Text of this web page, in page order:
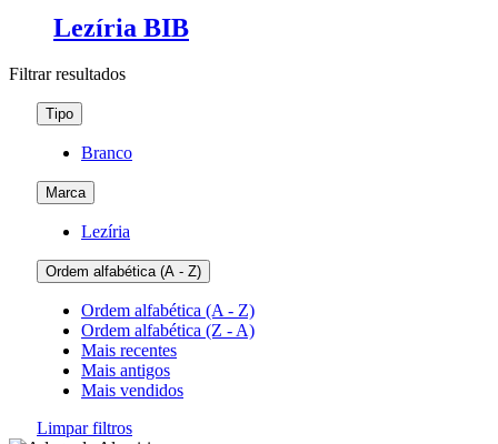
Lezíria BIB
Filtrarresultados
Tipo
Branco
Marca
Lezíria
Ordem alfabética (A - Z)
Ordem alfabética (A - Z)
Ordem alfabética (Z - A)
Mais recentes
Mais antigos
Mais vendidos
Limpar filtros